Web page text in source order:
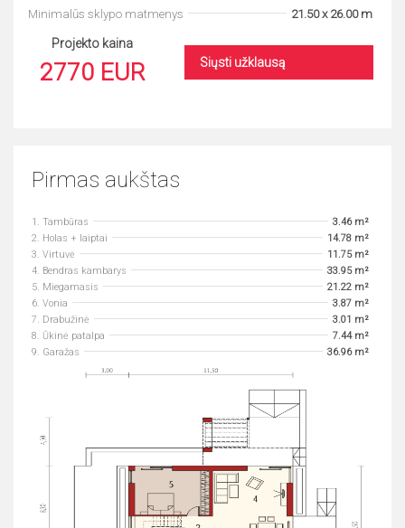
Minimalūs sklypo matmenys
21.50 x 26.00 m
Projekto kaina
2770 EUR Siųsti užklausą
Pirmas aukštas
1. Tambūras
3.46 m²
2. Holas + laiptai
14.78 m²
3. Virtuvė
11.75 m²
4. Bendras kambarys
33.95 m²
5. Miegamasis
21.22 m²
6. Vonia
3.87 m²
7. Drabužinė
3.01 m²
8. Ūkinė patalpa
7.44 m²
9. Garažas
36.96 m²